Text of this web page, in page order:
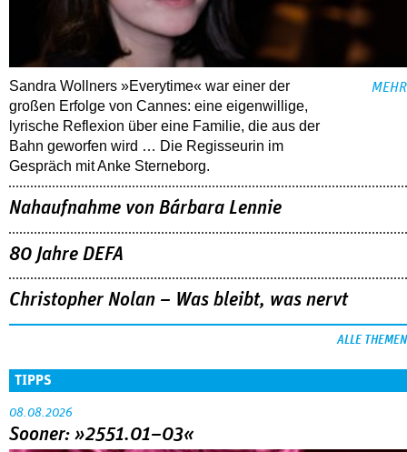
Sandra Wollners »Everytime« war einer der
großen Erfolge von Cannes: eine eigenwillige,
lyrische Reflexion über eine ­Familie, die aus der
Bahn geworfen wird … Die Regisseurin im
Gespräch mit Anke Sterneborg.
MEHR
Nahaufnahme von Bárbara Lennie
80 Jahre DEFA
Christopher Nolan – Was bleibt, was nervt
ALLE THEMEN
TIPPS
08.08.2026
Sooner: »2551.01–03«